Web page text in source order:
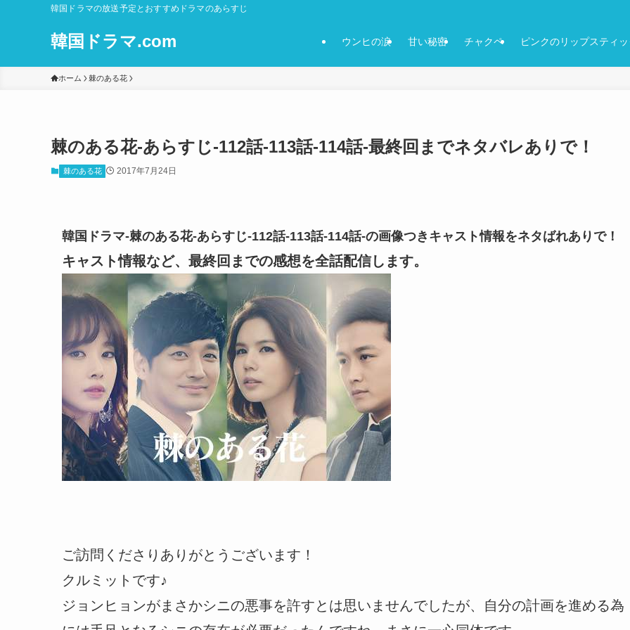
韓国ドラマの放送予定とおすすめドラマのあらすじ
韓国ドラマ.com ウンヒの涙 甘い秘密 チャクペ ピンクのリップスティ
ホーム 棘のある花
棘のある花-あらすじ-112話-113話-114話-最終回までネタバレありで！
棘のある花 2017年7月24日
韓国ドラマ-棘のある花-あらすじ-112話-113話-114話-の画像つきキャスト情報をネタばれありで！
キャスト情報など、最終回までの感想を全話配信します。
ご訪問くださりありがとうございます！
クルミットです♪
ジョンヒョンがまさかシニの悪事を許すとは思いませんでしたが、自分の計画を進める為